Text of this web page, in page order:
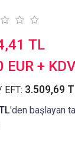
TL
EUR +
EFT: 3.509,69
'den başlayan